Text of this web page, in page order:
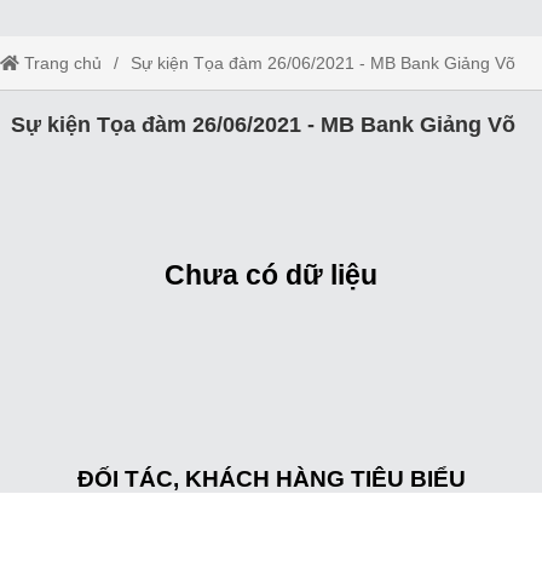
Trang chủ Sự kiện Tọa đàm 26/06/2021 - MB Bank Giảng Võ
Sự kiện Tọa đàm 26/06/2021 - MB Bank Giảng Võ
Chưa có dữ liệu
ĐỐI TÁC, KHÁCH HÀNG TIÊU BIỂU